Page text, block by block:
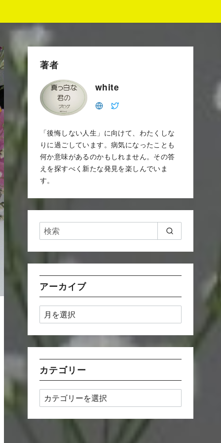
著者
white
「後悔しない人生」に向けて、わたくしな
りに過ごしています。病気になったことも
何か意味があるのかもしれません。その答
えを探すべく新たな発見を楽しんでいま
す。
アーカイブ
ア
ー
カ
ブ
カテゴリー
カ
テ
ゴ